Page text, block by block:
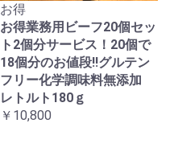
お得
お得業務用ビーフ20個セッ
ト2個分サービス！20個で
18個分のお値段!!グルテン
フリー化学調味料無添加
レトルト180ｇ
￥10,800